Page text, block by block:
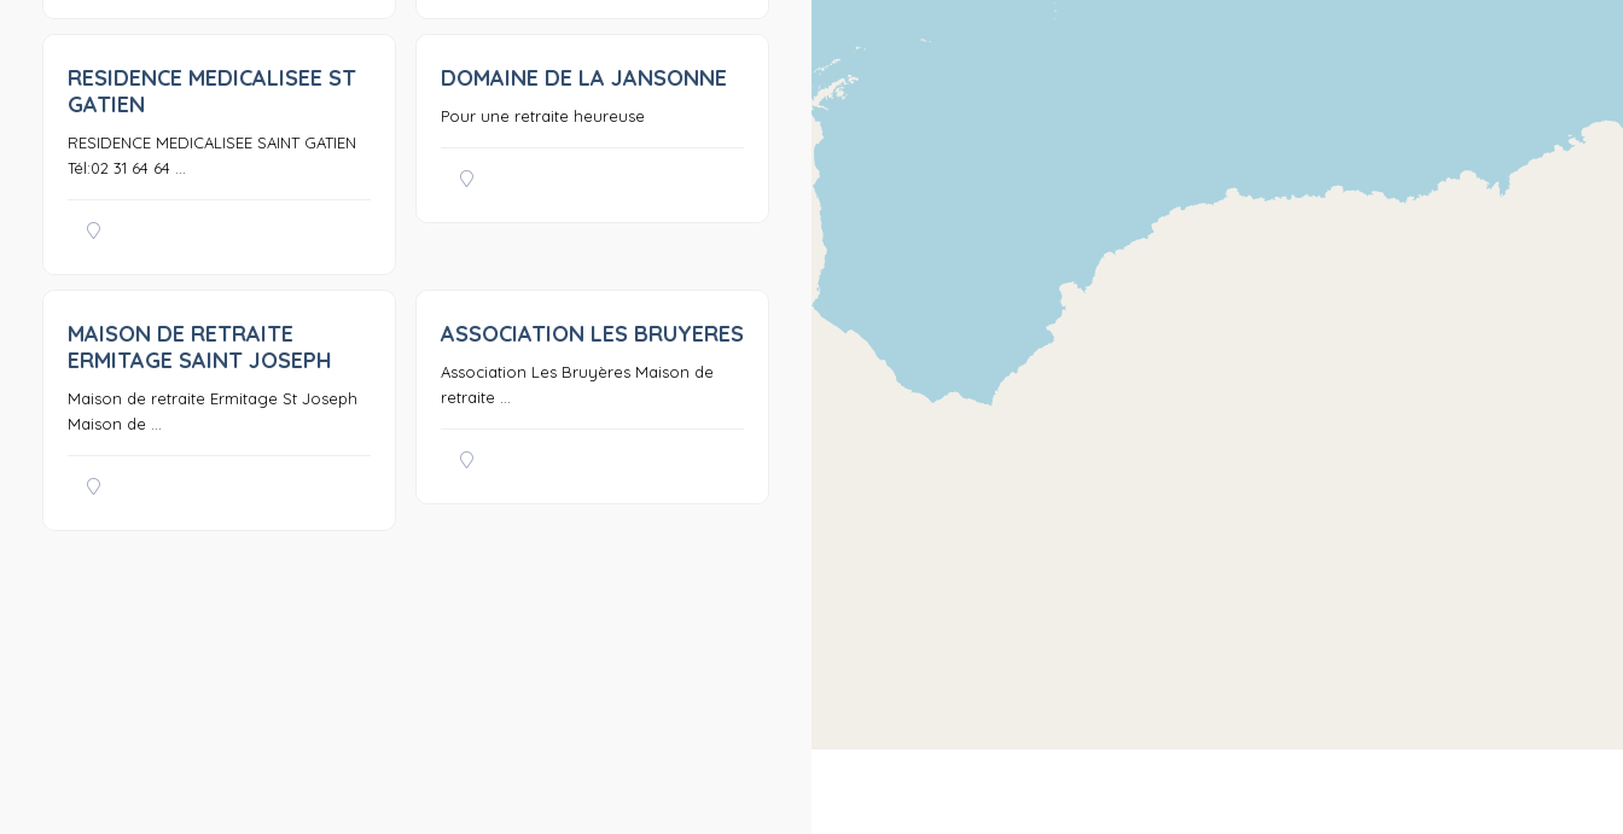
0
RESIDENCE MEDICALISEE ST
GATIEN
RESIDENCE MEDICALISEE SAINT GATIEN
Tél:02 31 64 64 ...
0
DOMAINE DE LA JANSONNE
Pour une retraite heureuse
MAISON DE RETRAITE
ERMITAGE SAINT JOSEPH
Maison de retraite Ermitage St Joseph
Maison de ...
0
ASSOCIATION LES BRUYERES
Association Les Bruyères Maison de
retraite ...